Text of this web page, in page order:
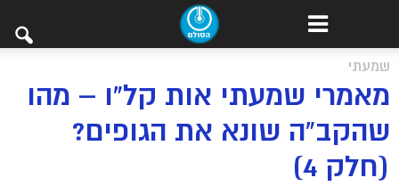
שמעתי
מאמרי שמעתי אות קל”ו – מהו
שהקב”ה שונא את הגופים?
(חלק 4)